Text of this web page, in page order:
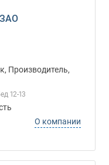
Производитель,
12-13
О компании